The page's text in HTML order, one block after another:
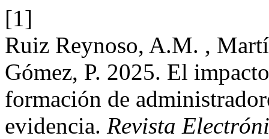
[1]
Ruiz Reynoso, A.M. ,
Gómez, P. 2025. El
formación de
evidencia. Revista